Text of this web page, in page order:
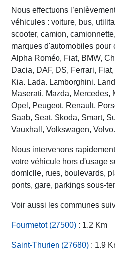
Nous effectuons
véhicules : voiture, bus,
scooter, camion,
marques d'automobiles pour
Alpha Roméo, Fiat, BMW,
Dacia, DAF, DS, Ferrari,
Kia, Lada, Lamborghini,
Maserati, Mazda, Mercedes,
Opel, Peugeot, Renault,
Saab, Seat, Skoda, Smart,
Vauxhall, Volkswagen,
Nous intervenons
votre véhicule hors d'usage
domicile, rues, boulevards,
ponts, gare, parkings sous-
Voir aussi les communes
Fourmetot (27500) : 1.2 Km
Saint-Thurien (27680) : 1.9